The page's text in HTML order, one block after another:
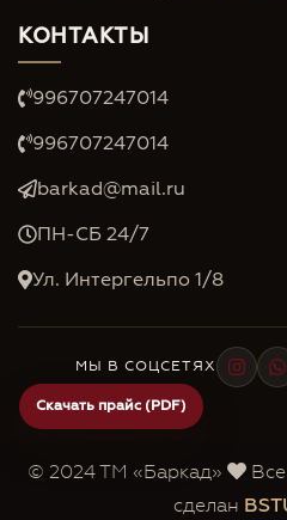
КОНТАКТЫ
996707247014
996707247014
barkad@mail.ru
ПН-СБ 24/7
Ул. Интергельпо 1/8
МЫ В СОЦСЕТЯХ
© 2024 ТМ «Баркад»
Все
сделан
Скачать прайс (PDF)